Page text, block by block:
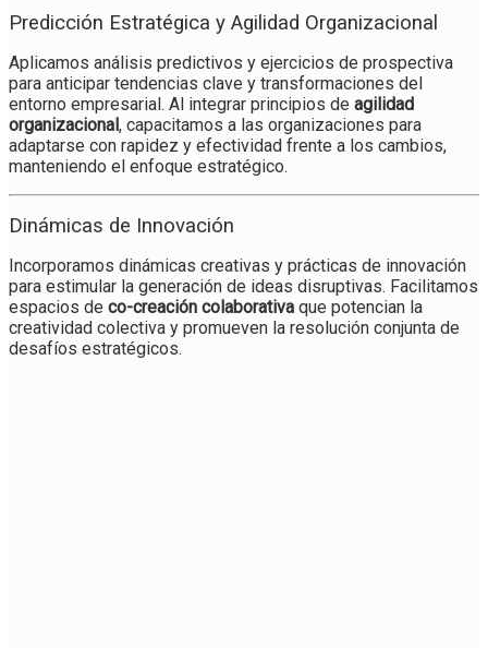
Predicción Estratégica y Agilidad Organizacional
Aplicamos análisis predictivos y ejercicios de prospectiva
para anticipar tendencias clave y transformaciones del
entorno empresarial. Al integrar principios de agilidad
organizacional, capacitamos a las organizaciones para
adaptarse con rapidez y efectividad frente a los cambios,
manteniendo el enfoque estratégico.
Dinámicas de Innovación
Incorporamos dinámicas creativas y prácticas de innovación
para estimular la generación de ideas disruptivas. Facilitamos
espacios de co-creación colaborativa que potencian la
creatividad colectiva y promueven la resolución conjunta de
desafíos estratégicos.